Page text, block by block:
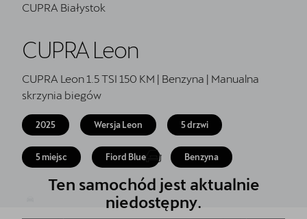
5 lat gwarancji
Finansowanie
Serwis
Oryginalne części zamienne
Akcesoria CUPRA
Jazda próbna CUPRĄ
Dopłaty NaszEauto
CUPRA Białystok
CUPRA Leon
CUPRA Leon 1.5 TSI 150 KM | Benzyna | Manualna
skrzynia biegów
2025 Wersja Leon 5 drzwi
5 miejsc Fiord Blue Benzyna
Ten samochód jest aktualnie
niedostępny.